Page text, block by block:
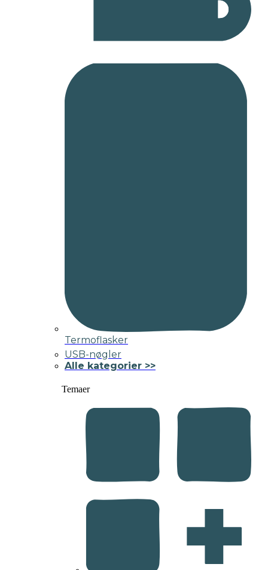
Termoflasker
USB-nøgler
Alle kategorier >>
Temaer